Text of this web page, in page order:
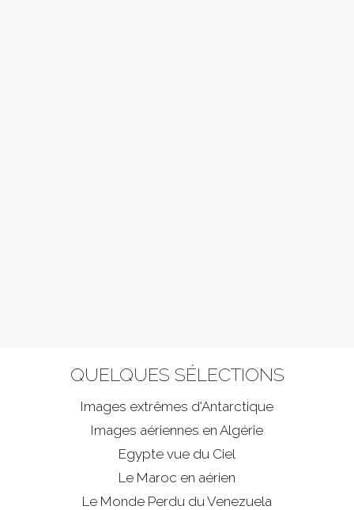
QUELQUES SÉLECTIONS
Images extrêmes d'Antarctique
Images aériennes en Algérie
Egypte vue du Ciel
Le Maroc en aérien
Le Monde Perdu du Venezuela